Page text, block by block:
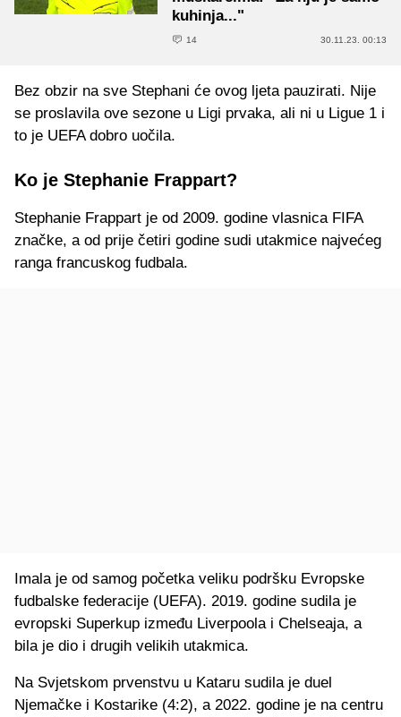
kuhinja..."
14 30.11.23. 00:13
Bez obzir na sve Stephani će ovog ljeta pauzirati. Nije
se proslavila ove sezone u Ligi prvaka, ali ni u Ligue 1 i
to je UEFA dobro uočila.
Ko je Stephanie Frappart?
Stephanie Frappart je od 2009. godine vlasnica FIFA
značke, a od prije četiri godine sudi utakmice najvećeg
ranga francuskog fudbala.
Imala je od samog početka veliku podršku Evropske
fudbalske federacije (UEFA). 2019. godine sudila je
evropski Superkup između Liverpoola i Chelseaja, a
bila je dio i drugih velikih utakmica.
Na Svjetskom prvenstvu u Kataru sudila je duel
Njemačke i Kostarike (4:2), a 2022. godine je na centru